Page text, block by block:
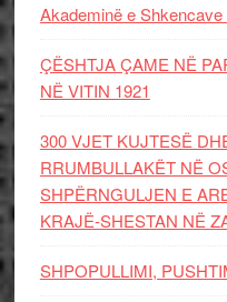
Akademinë e
ÇËSHTJA ÇAME NË
NË VITIN 1921
300 VJET KUJTESË
RRUMBULLAKËT NË
SHPËRNGULJEN E
KRAJË-SHESTAN NË
SHPOPULLIMI,